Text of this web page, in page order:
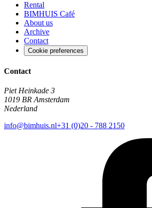
Rental
BIMHUIS Café
About us
Archive
Contact
Cookie preferences
Contact
Piet Heinkade 3
1019 BR Amsterdam
Nederland
info@bimhuis.nl+31 (0)20 - 788 2150